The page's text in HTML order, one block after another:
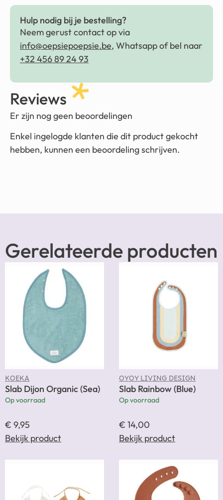
Hulp nodig bij je bestelling?
Neem gerust contact op via
info@oepsiepoepsie.be, Whatsapp of bel naar
+32 456 89 24 93
Reviews
Er zijn nog geen beoordelingen
Enkel ingelogde klanten die dit product gekocht
hebben, kunnen een beoordeling schrijven.
Gerelateerde producten
KOEKA
Slab Dijon Organic (Sea)
Op voorraad
€ 9,95
Bekijk product
OYOY LIVING DESIGN
Slab Rainbow (Blue)
Op voorraad
€ 14,00
Bekijk product